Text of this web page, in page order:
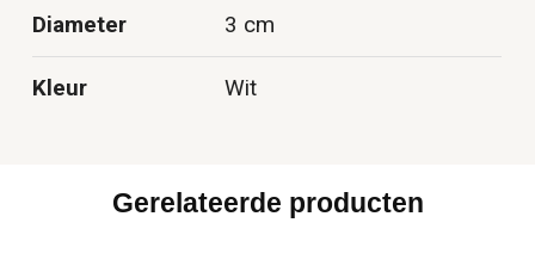
Diameter 3 cm
Kleur Wit
Gerelateerde producten